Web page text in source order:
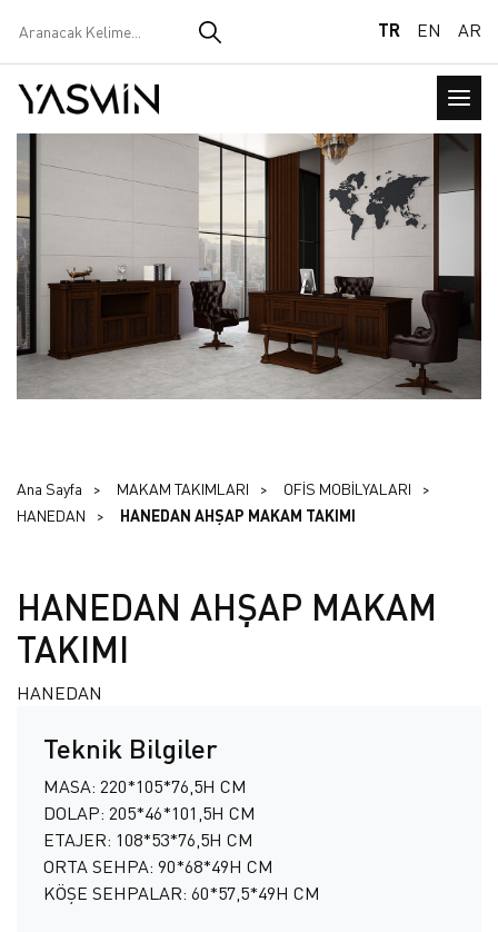
TR EN AR
Ana Sayfa MAKAM TAKIMLARI
OFİS MOBİLYALARI
HANEDAN
HANEDAN AHŞAP MAKAM TAKIMI
HANEDAN AHŞAP MAKAM
TAKIMI
HANEDAN
Teknik Bilgiler
MASA: 220*105*76,5H CM
DOLAP: 205*46*101,5H CM
ETAJER: 108*53*76,5H CM
ORTA SEHPA: 90*68*49H CM
KÖŞE SEHPALAR: 60*57,5*49H CM